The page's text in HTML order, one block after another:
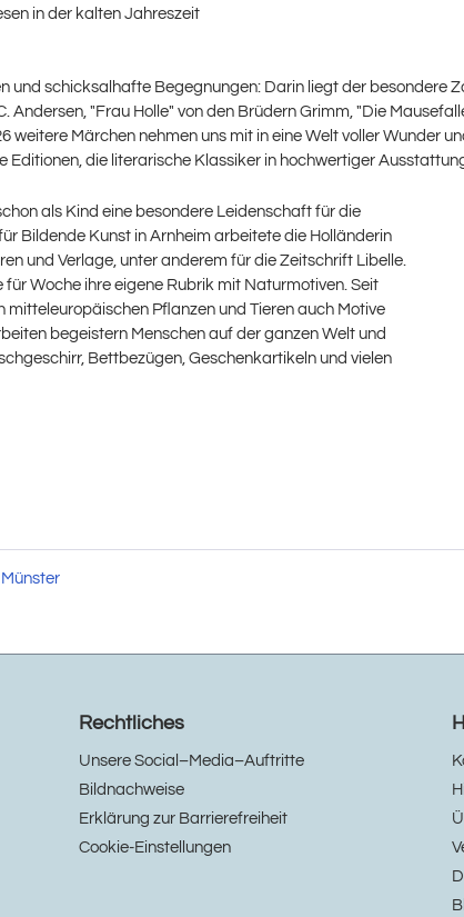
in der kalten Jahreszeit
und schicksalhafte Begegnungen: Darin liegt der
Andersen, "Frau Holle" von den Brüdern Grimm, "Die
weitere Märchen nehmen uns mit in eine Welt voller Wunder
die literarische Klassiker in hochwertiger
als Kind eine besondere Leidenschaft für die
Bildende Kunst in Arnheim arbeitete die Holländerin
und Verlage, unter anderem für die Zeitschrift Libelle.
Woche ihre eigene Rubrik mit Naturmotiven. Seit
mitteleuropäischen Pflanzen und Tieren auch Motive
begeistern Menschen auf der ganzen Welt und
Bettbezügen, Geschenkartikeln und vielen
Rechtliches
Unsere Social–Media–Auftritte
Bildnachweise
Erklärung zur Barrierefreiheit
Cookie-Einstellungen